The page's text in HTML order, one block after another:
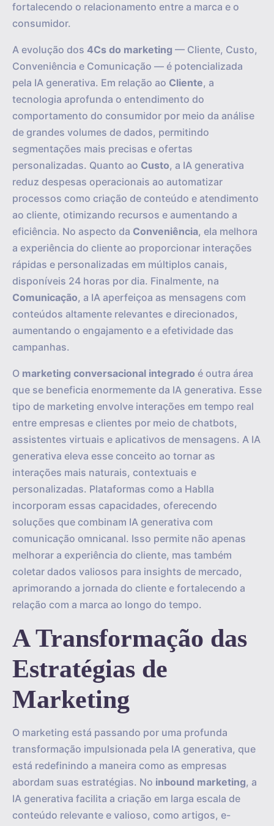
fortalecendo o relacionamento entre a marca e o
consumidor.
A evolução dos 4Cs do marketing — Cliente, Custo,
Conveniência e Comunicação — é potencializada
pela IA generativa. Em relação ao Cliente, a
tecnologia aprofunda o entendimento do
comportamento do consumidor por meio da análise
de grandes volumes de dados, permitindo
segmentações mais precisas e ofertas
personalizadas. Quanto ao Custo, a IA generativa
reduz despesas operacionais ao automatizar
processos como criação de conteúdo e atendimento
ao cliente, otimizando recursos e aumentando a
eficiência. No aspecto da Conveniência, ela melhora
a experiência do cliente ao proporcionar interações
rápidas e personalizadas em múltiplos canais,
disponíveis 24 horas por dia. Finalmente, na
Comunicação, a IA aperfeiçoa as mensagens com
conteúdos altamente relevantes e direcionados,
aumentando o engajamento e a efetividade das
campanhas.
O marketing conversacional integrado é outra área
que se beneficia enormemente da IA generativa. Esse
tipo de marketing envolve interações em tempo real
entre empresas e clientes por meio de chatbots,
assistentes virtuais e aplicativos de mensagens. A IA
generativa eleva esse conceito ao tornar as
interações mais naturais, contextuais e
personalizadas. Plataformas como a Hablla
incorporam essas capacidades, oferecendo
soluções que combinam IA generativa com
comunicação omnicanal. Isso permite não apenas
melhorar a experiência do cliente, mas também
coletar dados valiosos para insights de mercado,
aprimorando a jornada do cliente e fortalecendo a
relação com a marca ao longo do tempo.
A Transformação das
Estratégias de
Marketing
O marketing está passando por uma profunda
transformação impulsionada pela IA generativa, que
está redefinindo a maneira como as empresas
abordam suas estratégias. No inbound marketing, a
IA generativa facilita a criação em larga escala de
conteúdo relevante e valioso, como artigos, e-